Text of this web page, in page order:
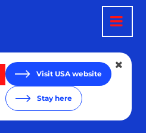
Visit USA website
Stay here